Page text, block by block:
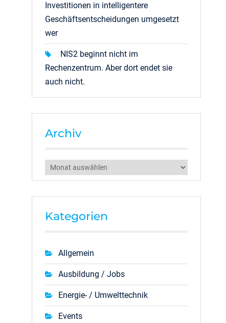
Investitionen in intelligentere
Geschäftsentscheidungen umgesetzt
wer
NIS2 beginnt nicht im
Rechenzentrum. Aber dort endet sie
auch nicht.
Archiv
Archiv
Kategorien
Allgemein
Ausbildung / Jobs
Energie- / Umwelttechnik
Events